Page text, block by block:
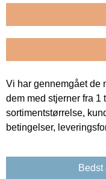
Vi har gennemgået de
dem med stjerner fra 1
sortimentstørrelse,
betingelser,
Bedst